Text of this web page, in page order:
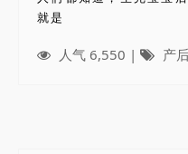
就是
人气 6,550 | 产